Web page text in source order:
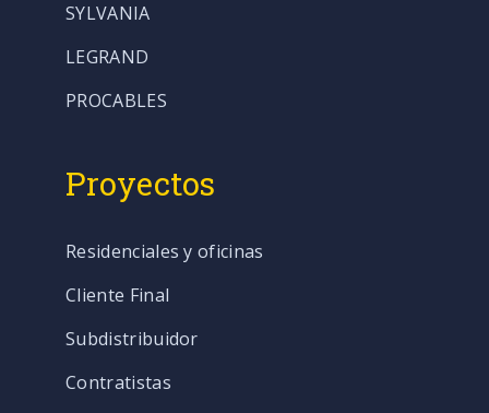
SYLVANIA
LEGRAND
PROCABLES
Proyectos
Residenciales y oficinas
Cliente Final
Subdistribuidor
Contratistas